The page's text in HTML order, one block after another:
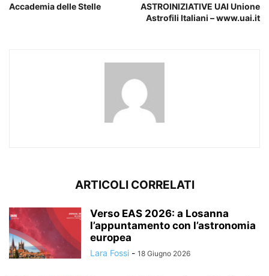
Accademia delle Stelle
ASTROINIZIATIVE UAI Unione
Astrofili Italiani – www.uai.it
ARTICOLI CORRELATI
Verso EAS 2026: a Losanna
l’appuntamento con l’astronomia
europea
Lara Fossi - 18 Giugno 2026